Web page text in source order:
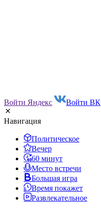
Войти Яндекс Войти ВК
Навигация
Политическое
Вечер
60 минут
Место встречи
Большая игра
Время покажет
Развлекательное